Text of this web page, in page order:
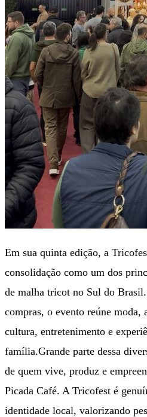
Em sua quinta edição, a
consolidação como um dos
de malha tricot no Sul do
compras, o evento reúne moda,
cultura, entretenimento e
família.Grande parte dessa
de quem vive, produz e
Picada Café. A Tricofest é
identidade local, valorizando